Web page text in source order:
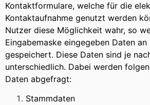
Kontaktformulare, welche für die
Kontaktaufnahme genutzt werden
Nutzer diese Möglichkeit wahr, so
Eingabemaske eingegeben Daten
gespeichert. Diese Daten sind je
unterschiedlich. Dabei werden
Daten abgefragt:
Stammdaten